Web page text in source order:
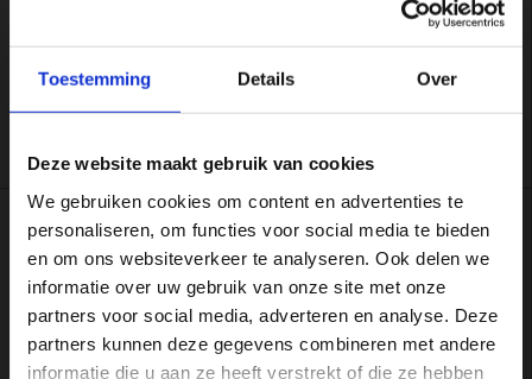
Toestemming Details Over
Deze website maakt gebruik van cookies
We gebruiken cookies om content en advertenties te
personaliseren, om functies voor social media te bieden
en om ons websiteverkeer te analyseren. Ook delen we
informatie over uw gebruik van onze site met onze
partners voor social media, adverteren en analyse. Deze
partners kunnen deze gegevens combineren met andere
informatie die u aan ze heeft verstrekt of die ze hebben
seizoen
3 OKTOBER 2025
Even voorstellen: Iris van Zuilen
‘De sport, het contact met mensen en netwerken: alles